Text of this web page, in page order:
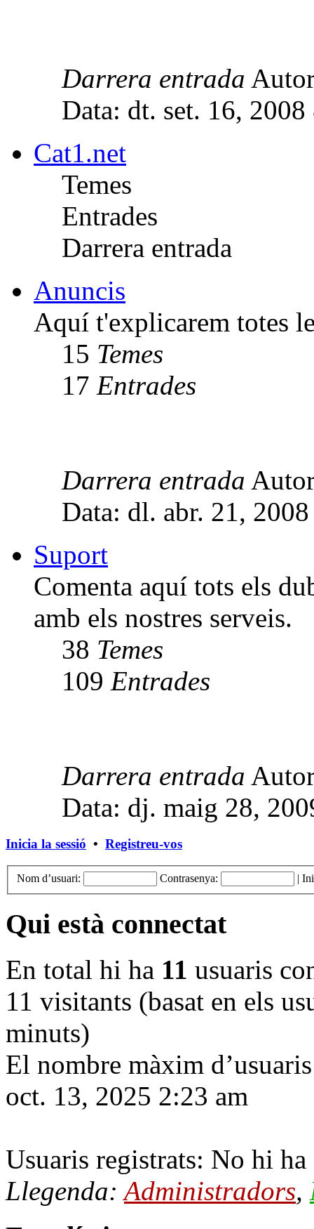
Darrera entrada
Data: dt. set. 16, 2008
Cat1.net
Temes
Entrades
Darrera entrada
Anuncis
Aquí t'explicarem totes
15 Temes
17 Entrades
Darrera entrada
Data: dl. abr. 21,
Suport
Comenta aquí tots els
amb els nostres serveis.
38 Temes
109 Entrades
Darrera entrada
Data: dj. maig 28,
Inicia la sessió • Registreu-vos
Nom d’usuari: Contrasenya: |
Qui està connectat
En total hi ha 11 usuaris
11 visitants (basat en els
minuts)
El nombre màxim
oct. 13, 2025 2:23 am
Usuaris registrats: No hi
Llegenda:Administradors,